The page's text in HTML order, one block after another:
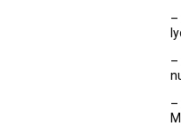
–
–
–